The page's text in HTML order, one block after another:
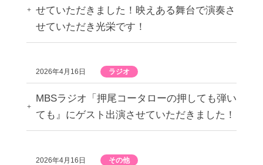
せていただきました！映えある舞台で演奏さ
せていただき光栄です！
2026年4月16日 ラジオ
MBSラジオ「押尾コータローの押しても弾い
ても』にゲスト出演させていただきました！
2026年4月16日 その他